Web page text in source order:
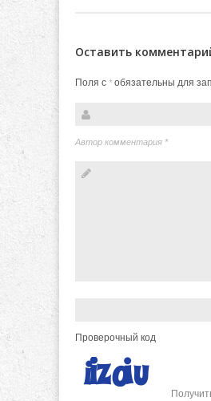
Оставить
Поля с *обязательны для
Автор комментария *
Проверочный код